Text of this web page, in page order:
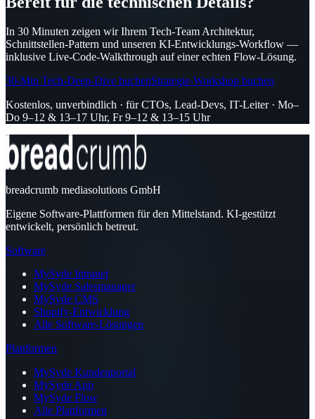
In 30 Minuten zeigen wir Ihrem Tech-Team Architektur,
Schnittstellen-Pattern und unseren KI-Entwicklungs-Workflow —
inklusive Live-Code-Walkthrough auf einer echten Flow-Lösung.
30-Min Tech-Deep-Dive buchenStrategie-Workshop buchen
Kostenlos, unverbindlich · für CTOs, Lead-Devs, IT-Leiter · Mo–
Do 9–12 & 13–17 Uhr, Fr 9–12 & 13–15 Uhr
breadcrumb mediasolutions GmbH
Eigene Software-Plattformen für den Mittelstand. KI-gestützt
entwickelt, persönlich betreut.
Software
MySyde Intranet
MySyde Salesmanager
MySyde CMS
Shopify-Entwicklung
Alle Software-Lösungen
Plattformen
MySyde Kundenportal
MySyde App
MySyde Flow
Alle Plattformen